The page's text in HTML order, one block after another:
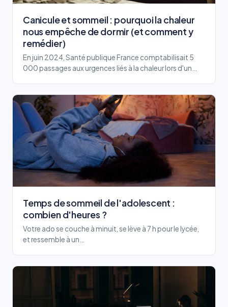
Canicule et sommeil : pourquoi la chaleur
nous empêche de dormir (et comment y
remédier)
En juin 2024, Santé publique France comptabilisait 5
000 passages aux urgences liés à la chaleur lors d'un…
Temps de sommeil de l'adolescent :
combien d'heures ?
Votre ado se couche à minuit, se lève à 7 h pour le lycée,
et ressemble à un…